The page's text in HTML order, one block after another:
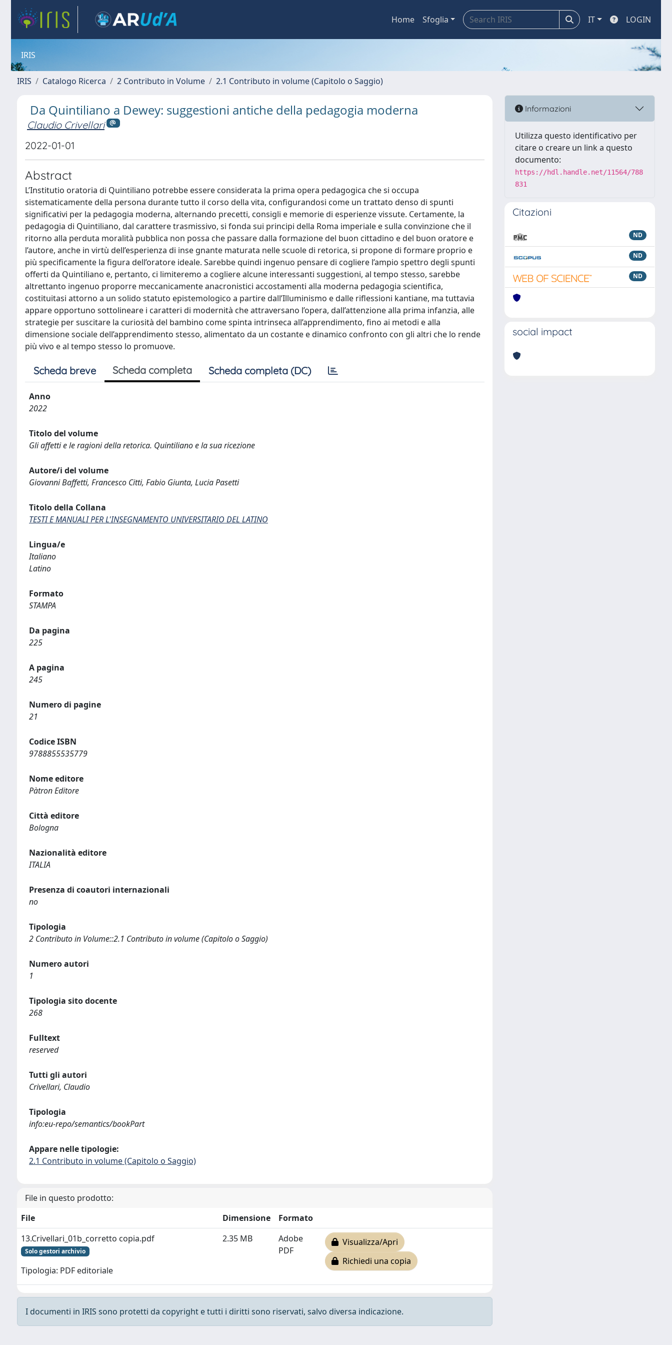
Home Sfoglia IT LOGIN
IRIS
IRIS Catalogo Ricerca 2 Contributo in Volume 2.1 Contributo in volume (Capitolo o Saggio)
Da Quintiliano a Dewey: suggestioni antiche della pedagogia moderna
Claudio Crivellari
2022-01-01
Abstract
L’Institutio oratoria di Quintiliano potrebbe essere considerata la prima opera pedagogica che si occupa
sistematicamente della persona durante tutto il corso della vita, configurandosi come un trattato denso di spunti
significativi per la pedagogia moderna, alternando precetti, consigli e memorie di esperienze vissute. Certamente, la
pedagogia di Quintiliano, dal carattere trasmissivo, si fonda sui principi della Roma imperiale e sulla convinzione che il
ritorno alla perduta moralità pubblica non possa che passare dalla formazione del buon cittadino e del buon oratore e
l’autore, anche in virtù dell’esperienza di inse­ gnante maturata nelle scuole di retorica, si propone di formare proprio e
più specificamente la figura dell’oratore ideale. Sarebbe quindi ingenuo pensare di cogliere l’ampio spettro degli spunti
offerti da Quintiliano e, pertanto, ci limiteremo a cogliere alcune interessanti suggestioni, al tempo stesso, sarebbe
altrettanto ingenuo proporre meccanicamente anacronistici accostamenti alla moderna pedagogia scientifica,
costituitasi attorno a un solido statuto episte­mologico a partire dall’Illuminismo e dalle riflessioni kantiane, ma tuttavia
appare opportuno sottolineare i caratteri di modernità che attraversano l’opera, dall’attenzione alla prima infanzia, alle
strategie per suscitare la curiosità del bambino come spinta intrinseca all’apprendimento, fino ai metodi e alla
dimensione sociale dell’apprendimento stesso, alimentato da un costante e dinamico confronto con gli altri che lo rende
più vivo e al tempo stesso lo promuove.
Scheda breve Scheda completa Scheda completa (DC)
Anno
2022
Titolo del volume
Gli affetti e le ragioni della retorica. Quintiliano e la sua ricezione
Autore/i del volume
Giovanni Baffetti, Francesco Citti, Fabio Giunta, Lucia Pasetti
Titolo della Collana
TESTI E MANUALI PER L'INSEGNAMENTO UNIVERSITARIO DEL LATINO
Lingua/e
Italiano
Latino
Formato
STAMPA
Da pagina
225
A pagina
245
Numero di pagine
21
Codice ISBN
9788855535779
Nome editore
Pàtron Editore
Città editore
Bologna
Nazionalità editore
ITALIA
Presenza di coautori internazionali
no
Tipologia
2 Contributo in Volume::2.1 Contributo in volume (Capitolo o Saggio)
Numero autori
1
Tipologia sito docente
268
Fulltext
reserved
Tutti gli autori
Crivellari, Claudio
Tipologia
info:eu-repo/semantics/bookPart
Appare nelle tipologie:
2.1 Contributo in volume (Capitolo o Saggio)
File in questo prodotto:
File
Dimensione
Formato
13.Crivellari_01b_corretto copia.pdf
Solo gestori archivio
Tipologia: PDF editoriale
2.35 MB
Adobe
PDF
Visualizza/Apri
Richiedi una copia
I documenti in IRIS sono protetti da copyright e tutti i diritti sono riservati, salvo diversa indicazione.
Informazioni
Utilizza questo identificativo per
citare o creare un link a questo
documento:
https://hdl.handle.net/11564/788
831
Citazioni
ND
ND
ND
social impact